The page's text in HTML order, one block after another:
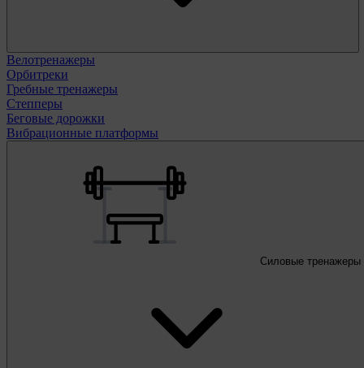
Велотренажеры
Орбитреки
Гребные тренажеры
Степперы
Беговые дорожки
Вибрационные платформы
Силовые тренажеры